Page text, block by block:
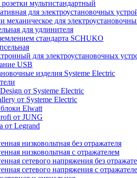
мультистандартный
для электроустановочных
механическое для
для удлинителя
стандарта SCHUKO
для электроустановочных
USB
изделия Systeme Electric
от Systeme Electric
от Systeme Electric
Elwatt
от JUNG
от Legrand
низковольтная без отражателя
низковольтная с отражателем
сетевого напряжения без
сетевого напряжения с